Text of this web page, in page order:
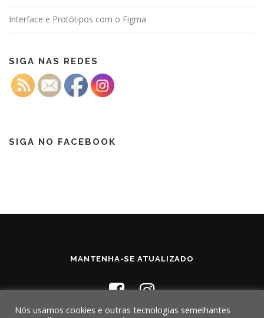
Interface e Protótipos com o Figma
SIGA NAS REDES
SIGA NO FACEBOOK
MANTENHA-SE ATUALIZADO
Nós usamos cookies e outras tecnologias semelhantes